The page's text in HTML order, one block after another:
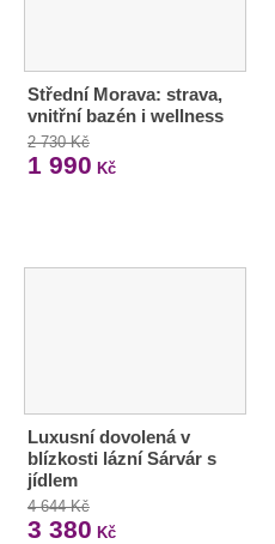
Střední Morava: strava,
vnitřní bazén i wellness
2 730 Kč
1 990 Kč
Luxusní dovolená v
blízkosti lázní Sárvár s
jídlem
4 644 Kč
3 380 Kč